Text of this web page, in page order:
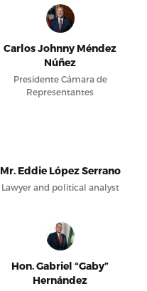
Carlos Johnny Méndez
Núñez
Presidente Cámara de
Representantes
Mr. Eddie López Serrano
Lawyer and political analyst
Hon. Gabriel “Gaby”
Hernández